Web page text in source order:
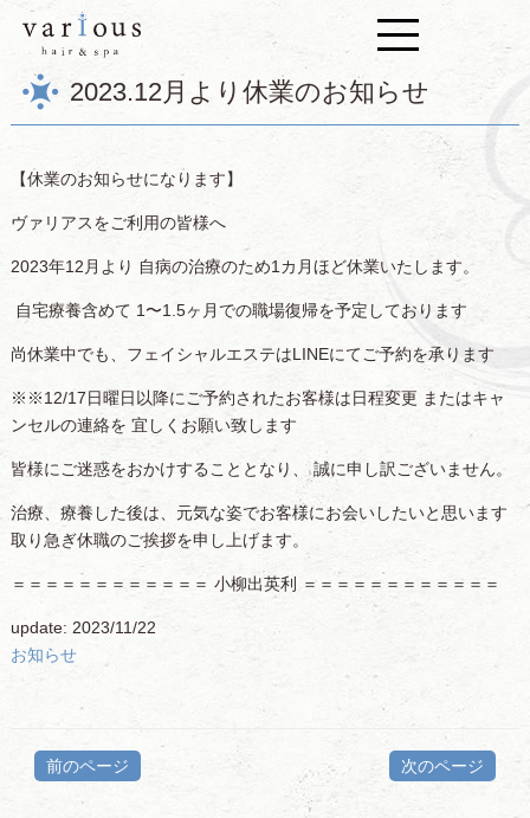
2023.12月より休業のお知らせ
【休業のお知らせになります】
ヴァリアスをご利用の皆様へ
2023年12月より 自病の治療のため1カ月ほど休業いたします。
自宅療養含めて 1〜1.5ヶ月での職場復帰を予定しております
尚休業中でも、 フェイシャルエステはLINEにてご予約を承ります
※※12/17日曜日以降にご予約されたお客様は日程変更 またはキャ
ンセルの連絡を 宜しくお願い致します
皆様にご迷惑をおかけすることとなり、 誠に申し訳ございません。
治療、療養した後は、元気な姿でお客様にお会いしたいと思います
取り急ぎ休職のご挨拶を申し上げます。
＝＝＝＝＝＝＝＝＝＝＝＝ 小柳出英利 ＝＝＝＝＝＝＝＝＝＝＝＝
update: 2023/11/22
お知らせ
前のページ 次のページ